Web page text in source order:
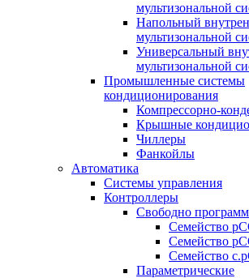
мультизональной
Напольный
мультизональной
Универсальный
мультизональной
Промышленные системы
кондиционирования
Компрессорно-
Крышные
Чиллеры
Фанкойлы
Автоматика
Системы управления
Контроллеры
Свободно
Семейство
Семейство
Семейство
Параметрические